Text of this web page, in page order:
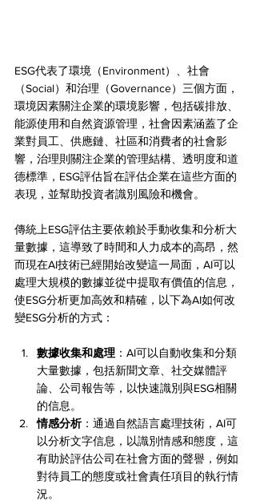
ESG代表了環境（Environment）、社會
（Social）和治理（Governance）三個方面，
環境因素關注企業的環境影響，包括碳排放、
能源使用和自然資源管理，社會因素涵蓋了企
業對員工、供應鏈、社區和消費者的社會影
響，治理則關注企業的管理結構、透明度和道
德標準，ESG評估旨在評估企業在這些方面的
表現，並幫助投資者識別風險和機會。
傳統上ESG評估主要依賴於手動收集和分析大
量數據，這導致了時間和人力成本的高昂，然
而現在AI技術已經開始改變這一局面，AI可以
處理大規模的數據並從中提取有價值的信息，
使ESG分析更加高效和精確，以下為AI如何改
變ESG分析的方式：
數據收集和處理 ：AI可以自動收集和分類
大量數據，包括新聞文章、社交媒體評
論、公司報告等，以快速識別與ESG相關
的信息。
情感分析：通過自然語言處理技術，AI可
以分析文字信息，以識別情感和態度，這
有助於評估公司在社會方面的聲譽，例如
對待員工的態度或社會責任項目的執行情
況。